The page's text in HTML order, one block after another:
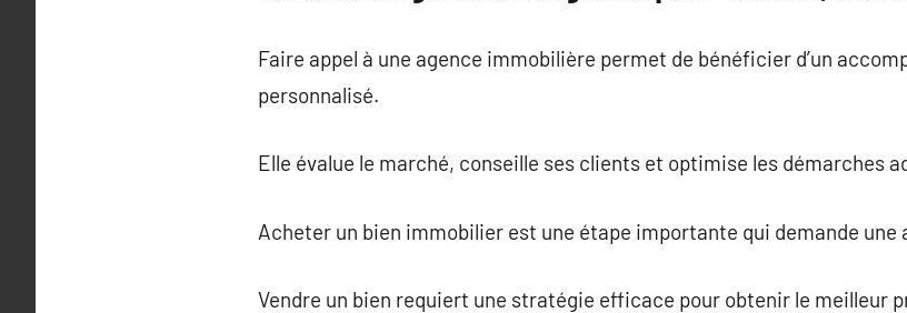
Faire appel à une agence immobilière permet de bénéficier d’un
personnalisé.
Elle évalue le marché, conseille ses clients et optimise les démarches
Acheter un bien immobilier est une étape importante qui demande une
Vendre un bien requiert une stratégie efficace pour obtenir le meilleur